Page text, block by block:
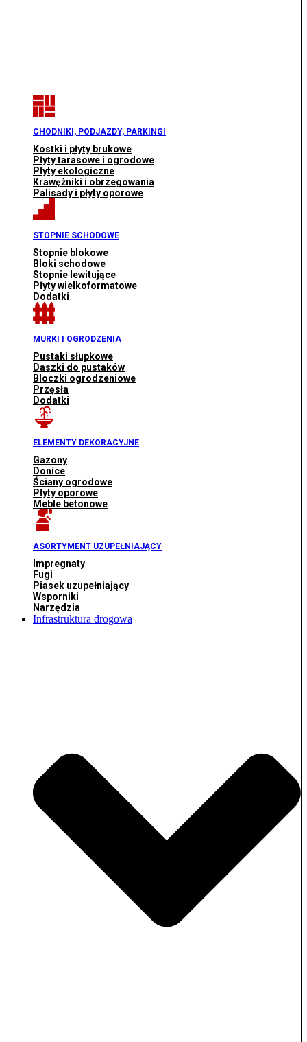
CHODNIKI, PODJAZDY, PARKINGI
Kostki i płyty brukowe
Płyty tarasowe i ogrodowe
Płyty ekologiczne
Krawężniki i obrzegowania
Palisady i płyty oporowe
STOPNIE SCHODOWE
Stopnie blokowe
Bloki schodowe
Stopnie lewitujące
Płyty wielkoformatowe
Dodatki
MURKI I OGRODZENIA
Pustaki słupkowe
Daszki do pustaków
Bloczki ogrodzeniowe
Przęsła
Dodatki
ELEMENTY DEKORACYJNE
Gazony
Donice
Ściany ogrodowe
Płyty oporowe
Meble betonowe
ASORTYMENT UZUPEŁNIAJĄCY
Impregnaty
Fugi
Piasek uzupełniający
Wsporniki
Narzędzia
Infrastruktura drogowa